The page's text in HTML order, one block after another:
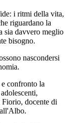
i ritmi della vita,
riguardano la
sia davvero meglio
bisogno.
nascondersi
confronto la
docente di